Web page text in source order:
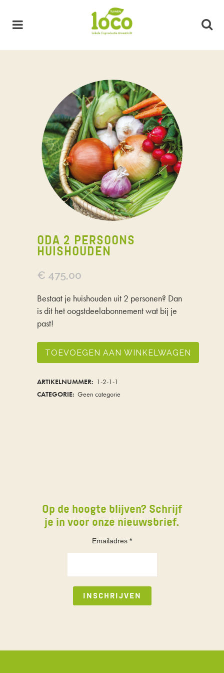
ODA 2 PERSOONS
HUISHOUDEN
€ 475,00
Bestaat je huishouden uit 2 personen? Dan
is dit het oogstdeelabonnement wat bij je
past!
ODA
persoons
TOEVOEGEN AAN WINKELWAGEN
ARTIKELNUMMER: 1-2-1-1
CATEGORIE: Geen categorie
Op de hoogte blijven? Schrijf
je in voor onze nieuwsbrief.
Emailadres *